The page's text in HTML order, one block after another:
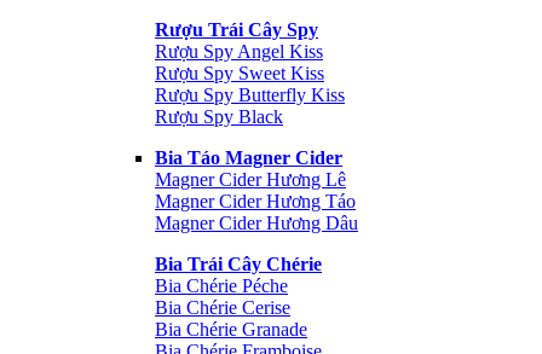
Rượu Trái Cây Spy
Rượu Spy Angel Kiss
Rượu Spy Sweet Kiss
Rượu Spy Butterfly Kiss
Rượu Spy Black
Bia Táo Magner Cider
Magner Cider Hương Lê
Magner Cider Hương Táo
Magner Cider Hương Dâu
Bia Trái Cây Chérie
Bia Chérie Péche
Bia Chérie Cerise
Bia Chérie Granade